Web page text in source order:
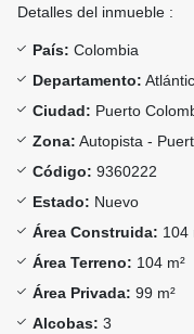
Detalles del inmueble :
País: Colombia
Departamento:
Ciudad: Puerto
Zona: Autopista -
Código: 9360222
Estado: Nuevo
Área Construida: 104
Área Terreno: 104 m²
Área Privada: 99 m²
Alcobas: 3